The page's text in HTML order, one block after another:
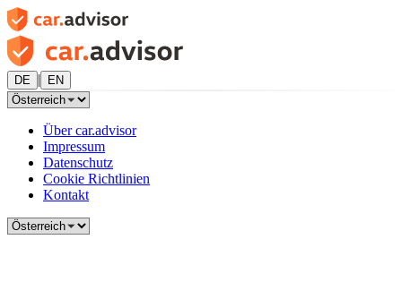
DE | EN
Über car.advisor
Impressum
Datenschutz
Cookie Richtlinien
Kontakt